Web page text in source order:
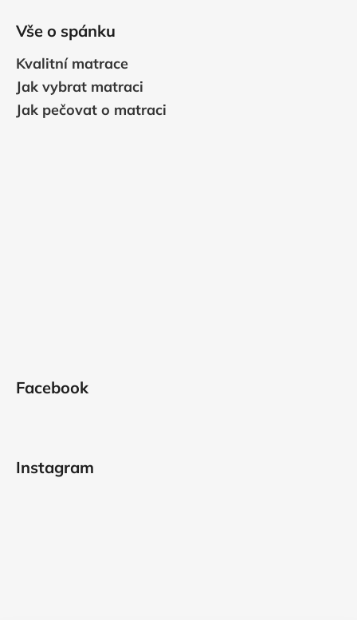
Vše o spánku
Kvalitní matrace
Jak vybrat matraci
Jak pečovat o matraci
Facebook
Instagram